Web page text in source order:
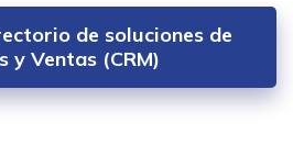
de soluciones de
y Ventas (CRM)